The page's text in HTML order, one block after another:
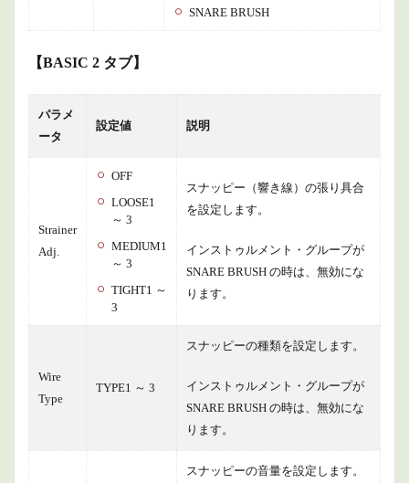
SNARE BRUSH
【BASIC 2 タブ】
パラメ
ータ
設定値 説明
Strainer
Adj.
OFF
LOOSE1
～ 3
MEDIUM1
～ 3
TIGHT1 ～
3
スナッピー（響き線）の張り具合
を設定します。
インストゥルメント・グループが
SNARE BRUSH の時は、無効にな
ります。
Wire
Type
TYPE1 ～ 3
スナッピーの種類を設定します。
インストゥルメント・グループが
SNARE BRUSH の時は、無効にな
ります。
スナッピーの音量を設定します。